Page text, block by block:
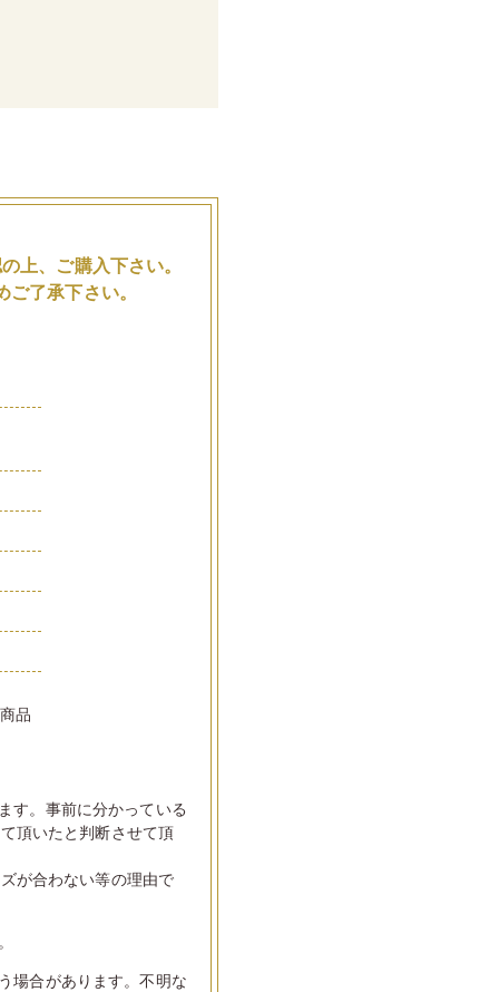
上、ご購入下さい。
了承下さい。
品
す。事前に分かっている
頂いたと判断させて頂
が合わない等の理由で
場合があります。不明な